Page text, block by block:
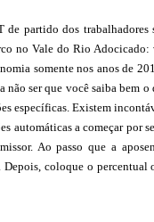
partido dos
no Vale do Rio
somente nos anos de
ser que você saiba bem
específicas. Existem
automáticas a começar por
Ao passo que a
coloque o